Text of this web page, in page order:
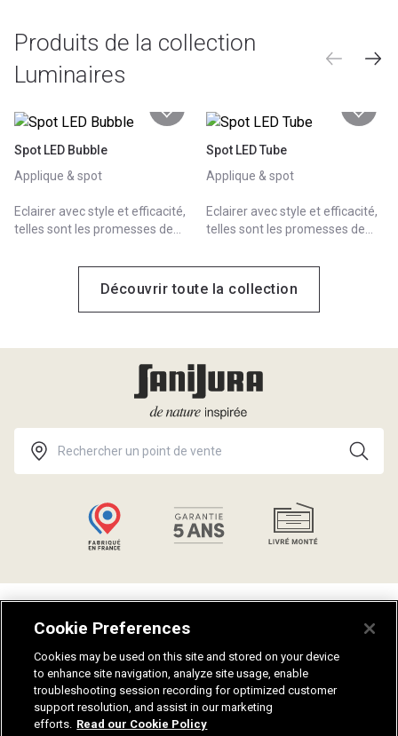
Produits de la collection
Luminaires
Spot LED Bubble
Applique & spot
Eclairer avec style et efficacité,
telles sont les promesses de
qui présente jusqu'à 12 designs
différents. A fixer au plafond,
Spot LED Tube
Applique & spot
Eclairer avec style et efficacité,
telles sont les promesses de
qui présente jusqu'à 12 designs
différents. A fixer au plafond,
Découvrir toute la collection
Catalogues
Aides et conseils
Notices de montage
Nuanciers
Mentions légales
Plan du site
Fiches techniques
Recrutement
Cookie Preferences
Cookies may be used on this site and stored on your device
to enhance site navigation, analyze site usage, enable
troubleshooting session recording for optimized customer
support resolution, and assist in our marketing
efforts. Read our Cookie Policy